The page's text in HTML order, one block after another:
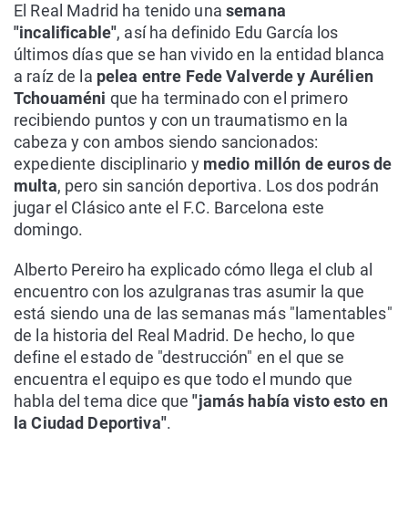
El Real Madrid ha tenido unasemana
"incalificable", así ha definido Edu García los
últimos días que se han vivido en la entidad blanca
a raíz de la pelea entre Fede Valverde y Aurélien
Tchouaméni que ha terminado con el primero
recibiendo puntos y con un traumatismo en la
cabeza y con ambos siendo sancionados:
expediente disciplinario y medio millón de euros de
multa, pero sin sanción deportiva. Los dos podrán
jugar el Clásico ante el F.C. Barcelona este
domingo.
Alberto Pereiro ha explicado cómo llega el club al
encuentro con los azulgranas tras asumir la que
está siendo una de las semanas más "lamentables"
de la historia del Real Madrid. De hecho, lo que
define el estado de "destrucción" en el que se
encuentra el equipo es que todo el mundo que
habla del tema dice que"jamás había visto esto en
la Ciudad Deportiva".